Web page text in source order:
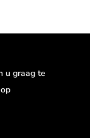
De achter
camera's
is een 3
u graag te